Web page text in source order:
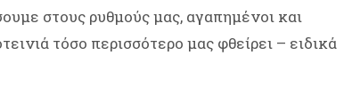
στους ρυθμούς μας, αγαπημένοι και
τόσο περισσότερο μας φθείρει – ειδικά